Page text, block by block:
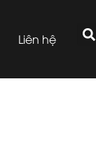
Liên hệ